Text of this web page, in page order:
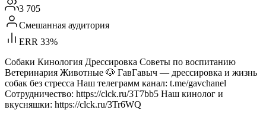
3 705
Смешанная аудитория
ERR 33%
Собаки Кинология Дрессировка Советы по воспитанию
Ветеринария Животные 🐶 ГавГавыч — дрессировка и жизнь
собак без стресса Наш телеграмм канал: t.me/gavchanel
Сотрудничество: https://clck.ru/3T7bb5 Наш кинолог и
вкусняшки: https://clck.ru/3Tr6WQ